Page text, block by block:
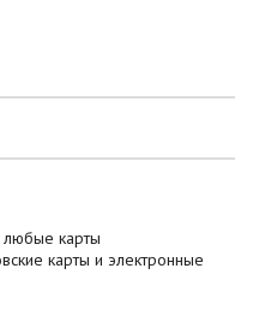
любые карты
карты и электронные